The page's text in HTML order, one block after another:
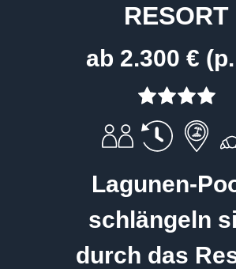
RESORT
ab 2.300 € (p.
Lagunen-
schlängeln
durch das